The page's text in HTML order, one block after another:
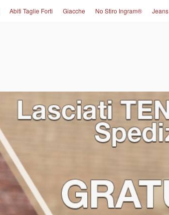
Abiti Taglie Forti Giacche No Stiro Ingram® Jeans